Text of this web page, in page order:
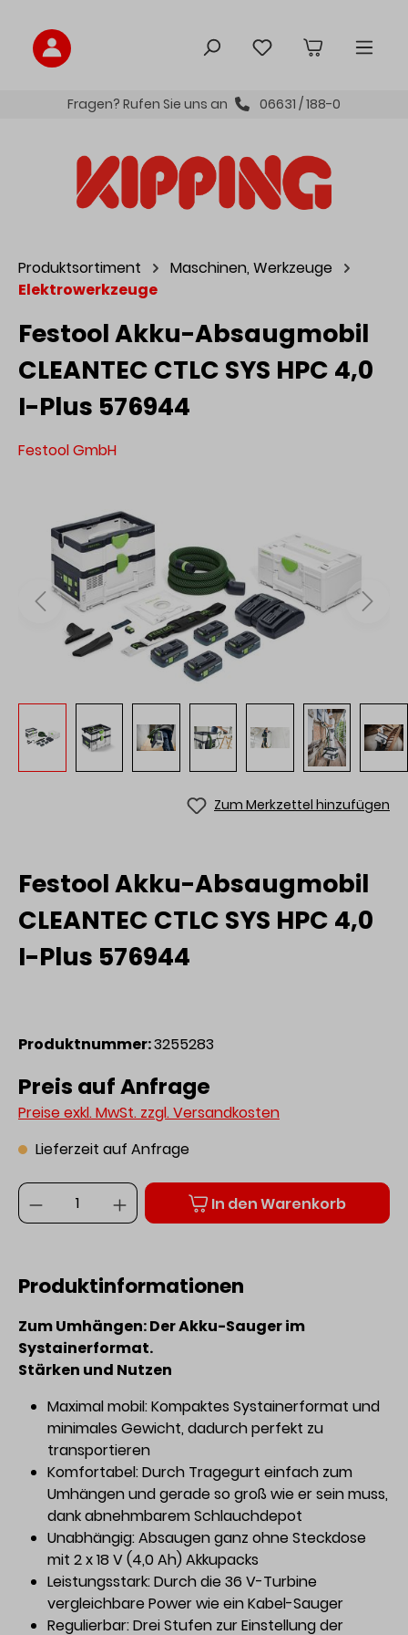
Fragen? Rufen Sie uns an 06631 / 188-0
Produktsortiment
Maschinen, Werkzeuge
Elektrowerkzeuge
Festool Akku-Absaugmobil
CLEANTEC CTLC SYS HPC 4,0
I-Plus 576944
Festool GmbH
Zum Merkzettel hinzufügen
Festool Akku-Absaugmobil
CLEANTEC CTLC SYS HPC 4,0
I-Plus 576944
Produktnummer:3255283
Preis auf Anfrage
Preise exkl. MwSt. zzgl. Versandkosten
Lieferzeit auf Anfrage
Anzahl
In den Warenkorb
Produktinformationen
Zum Umhängen: Der Akku-Sauger im
Systainerformat.
Stärken und Nutzen
Maximal mobil: Kompaktes Systainerformat und
minimales Gewicht, dadurch perfekt zu
transportieren
Komfortabel: Durch Tragegurt einfach zum
Umhängen und gerade so groß wie er sein muss,
dank abnehmbarem Schlauchdepot
Unabhängig: Absaugen ganz ohne Steckdose
mit 2 x 18 V (4,0 Ah) Akkupacks
Leistungsstark: Durch die 36 V-Turbine
vergleichbare Power wie ein Kabel-Sauger
Regulierbar: Drei Stufen zur Einstellung der